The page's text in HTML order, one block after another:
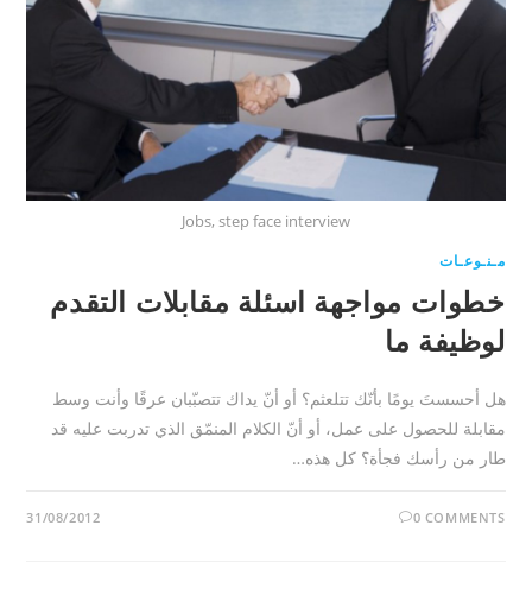
Jobs, step face interview
مـنـوعـات
خطوات مواجهة اسئلة مقابلات التقدم
لوظيفة ما
هل أحسستَ يومًا بأنّك تتلعثم؟ أو أنّ يداك تتصبّبان عرقًا وأنت وسط
مقابلة للحصول على عمل، أو أنّ الكلام المنمّق الذي تدربت عليه قد
طار من رأسك فجأة؟ كل هذه…
0 COMMENTS
31/08/2012